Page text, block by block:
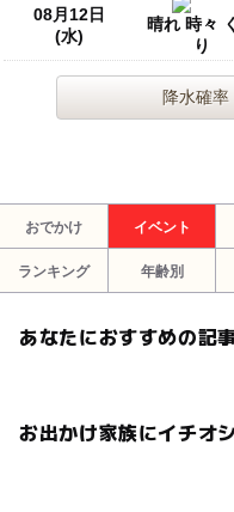
予約ページ
予約はこちらから
08月12日
(水)
晴れ 時々
り
降水確
おでかけ イベント
ランキング 年齢別
あなたにおすすめの記
お出かけ家族にイチオ